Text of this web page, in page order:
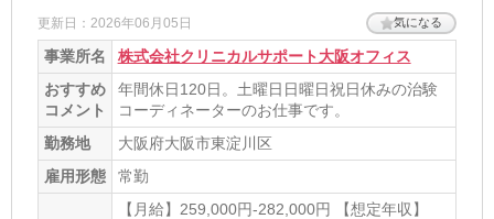
更新日：2026年06月05日 気になる
事業所名
株式会社クリニカルサポート大阪オフィス
おすすめ
コメント
年間休日120日。土曜日日曜日祝日休みの治験
コーディネーターのお仕事です。
勤務地
大阪府大阪市東淀川区
雇用形態
常勤
【月給】259,000円-282,000円 【想定年収】